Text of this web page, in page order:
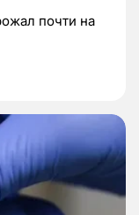
почти на